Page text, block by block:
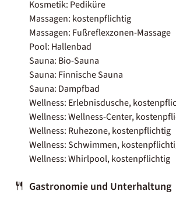
Kosmetik: Pediküre
Massagen: kostenpflichtig
Massagen: Fußreflexzonen-Massage
Pool: Hallenbad
Sauna: Bio-Sauna
Sauna: Finnische Sauna
Sauna: Dampfbad
Wellness: Erlebnisdusche,
Wellness: Wellness-Center,
Wellness: Ruhezone, kostenpflichtig
Wellness: Schwimmen,
Wellness: Whirlpool, kostenpflichtig
Gastronomie und Unterhaltung